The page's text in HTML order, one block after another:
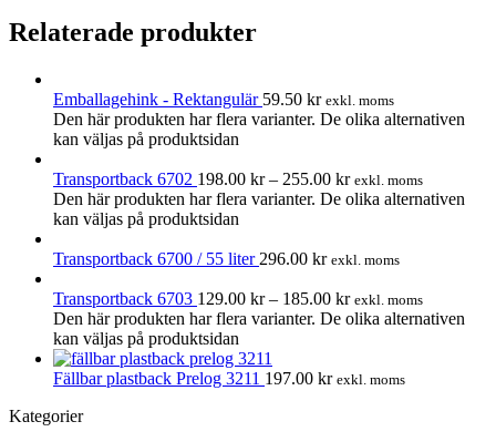
Relaterade produkter
Emballagehink - Rektangulär 59.50 kr exkl. moms
Den här produkten har flera varianter. De olika alternativen
kan väljas på produktsidan
Transportback 6702 198.00 kr– 255.00 kr exkl. moms
Den här produkten har flera varianter. De olika alternativen
kan väljas på produktsidan
Transportback 6700 / 55 liter 296.00 kr exkl. moms
Transportback 6703 129.00 kr– 185.00 kr exkl. moms
Den här produkten har flera varianter. De olika alternativen
kan väljas på produktsidan
Fällbar plastback Prelog 3211 197.00 kr exkl. moms
Kategorier